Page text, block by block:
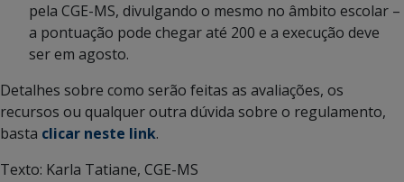
pela CGE-MS, divulgando o mesmo no âmbito escolar –
a pontuação pode chegar até 200 e a execução deve
ser em agosto.
Detalhes sobre como serão feitas as avaliações, os
recursos ou qualquer outra dúvida sobre o regulamento,
basta clicar neste link.
Texto: Karla Tatiane, CGE-MS